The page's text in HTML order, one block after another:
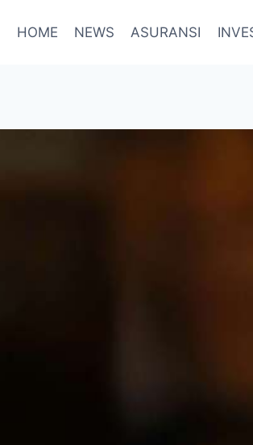
HOME NEWS ASURANSI